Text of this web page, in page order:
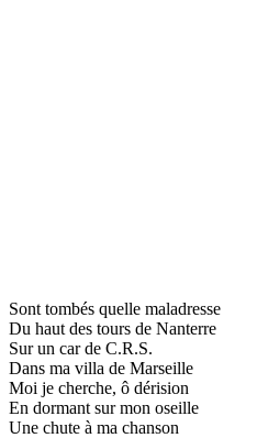
Sont tombés quelle maladresse
Du haut des tours de Nanterre
Sur un car de C.R.S.
Dans ma villa de Marseille
Moi je cherche, ô dérision
En dormant sur mon oseille
Une chute à ma chanson